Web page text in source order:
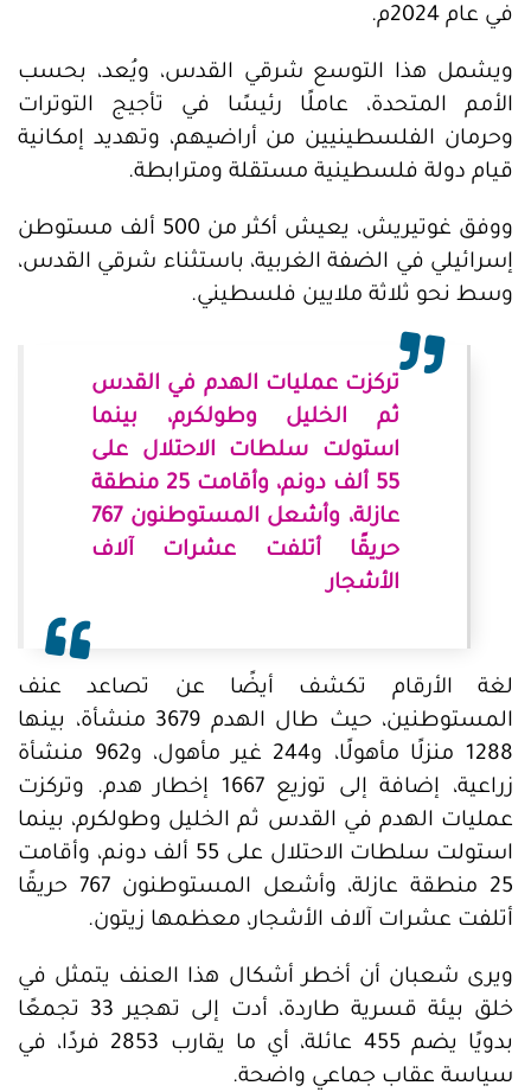
في عام 2024م.
ويشمل هذا التوسع شرقي القدس، ويُعد، بحسب
الأمم المتحدة، عاملًا رئيسًا في تأجيج التوترات
وحرمان الفلسطينيين من أراضيهم، وتهديد إمكانية
قيام دولة فلسطينية مستقلة ومترابطة.
ووفق غوتيريش، يعيش أكثر من 500 ألف مستوطن
إسرائيلي في الضفة الغربية، باستثناء شرقي القدس،
وسط نحو ثلاثة ملايين فلسطيني.
تركزت عمليات الهدم في القدس
ثم الخليل وطولكرم، بينما
استولت سلطات الاحتلال على
55 ألف دونم، وأقامت 25 منطقة
عازلة، وأشعل المستوطنون 767
حريقًا أتلفت عشرات آلاف
الأشجار
لغة الأرقام تكشف أيضًا عن تصاعد عنف
المستوطنين، حيث طال الهدم 3679 منشأة، بينها
1288 منزلًا مأهولًا، و244 غير مأهول، و962 منشأة
زراعية، إضافة إلى توزيع 1667 إخطار هدم. وتركزت
عمليات الهدم في القدس ثم الخليل وطولكرم، بينما
استولت سلطات الاحتلال على 55 ألف دونم، وأقامت
25 منطقة عازلة، وأشعل المستوطنون 767 حريقًا
أتلفت عشرات آلاف الأشجار، معظمها زيتون.
ويرى شعبان أن أخطر أشكال هذا العنف يتمثل في
خلق بيئة قسرية طاردة، أدت إلى تهجير 33 تجمعًا
بدويًا يضم 455 عائلة، أي ما يقارب 2853 فردًا، في
سياسة عقاب جماعي واضحة.